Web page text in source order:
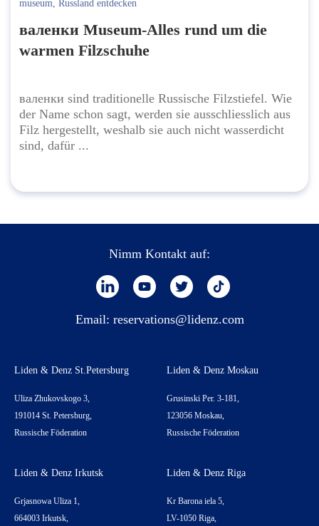
museum, Russland entdecken
валенки Museum-Alles rund um die
warmen Filzschuhe
валенки sind traditionelle Russische Filzstiefel. Wie
der Name schon sagt, werden sie ausschliesslich aus
Filz hergestellt, weshalb sie auch nicht wasserdicht
sind, dafür ...
Nimm Kontakt auf:
Email: reservations@lidenz.com
Liden & Denz St.Petersburg
Uliza Zhukovskogo 3,
191014 St. Petersburg,
Russische Föderation
Liden & Denz Moskau
Grusinski Per. 3-181,
123056 Moskau,
Russische Föderation
Liden & Denz Irkutsk
Grjasnowa Uliza 1,
664003 Irkutsk,
Liden & Denz Riga
Kr Barona iela 5,
LV-1050 Riga,